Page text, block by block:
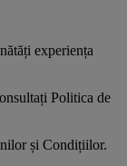
experiența
Politica de
și Condițiilor.